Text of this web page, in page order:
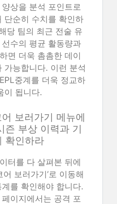
상을 분석 포인트로
단순히 수치를 확인하
당 팀의 최근 전술 유
수의 평균 활동량과
면 더욱 촘촘한 데이
가능합니다. 이런 분석
중계를 더욱 정교하
이 됩니다.
보러가기 메뉴에
즌 부상 이력과 기
확인하라
터를 다 살펴본 뒤에
보러가기’로 이동해
를 확인해야 합니다.
이지에서는 공격 포